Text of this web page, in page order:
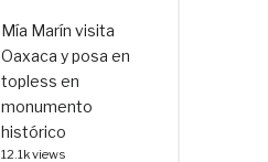
Mía Marín visita
Oaxaca y posa en
topless en
monumento
histórico
12.1k views